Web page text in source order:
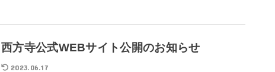
西方寺公式WEBサイト公開のお知らせ
2023.06.17